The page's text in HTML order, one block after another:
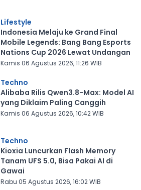
Lifestyle
Indonesia Melaju ke Grand Final
Mobile Legends: Bang Bang Esports
Nations Cup 2026 Lewat Undangan
Kamis 06 Agustus 2026, 11:26 WIB
Techno
Alibaba Rilis Qwen3.8-Max: Model AI
yang Diklaim Paling Canggih
Kamis 06 Agustus 2026, 10:42 WIB
Techno
Kioxia Luncurkan Flash Memory
Tanam UFS 5.0, Bisa Pakai AI di
Gawai
Rabu 05 Agustus 2026, 16:02 WIB